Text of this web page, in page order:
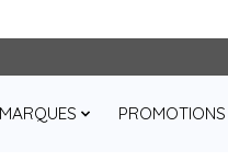
MARQUES PROMOTIONS